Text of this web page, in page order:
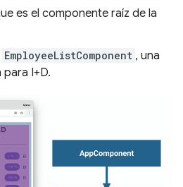
es el componente raíz de la
EmployeeListComponent , una
I+D.